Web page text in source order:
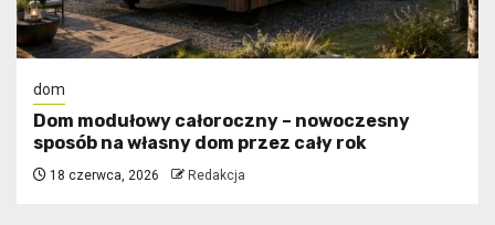
dom
Dom modułowy całoroczny – nowoczesny
sposób na własny dom przez cały rok
18 czerwca, 2026 Redakcja